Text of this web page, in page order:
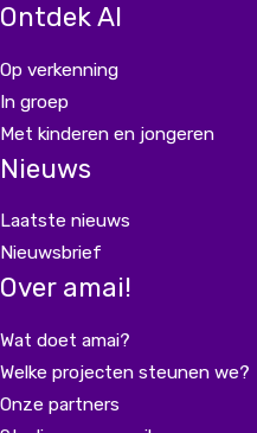
Ontdek AI
Op verkenning
In groep
Met kinderen en jongeren
Nieuws
Laatste nieuws
Nieuwsbrief
Over amai!
Wat doet amai?
Welke projecten steunen we?
Onze partners